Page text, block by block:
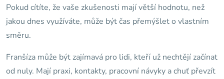
Pokud cítíte, že vaše zkušenosti mají větší hodnotu, než
jakou dnes využíváte, může být čas přemýšlet o vlastním
směru.
Franšíza může být zajímavá pro lidi, kteří už nechtějí začínat
od nuly. Mají praxi, kontakty, pracovní návyky a chuť převzít